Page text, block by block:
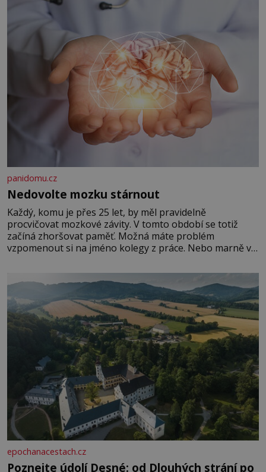
panidomu.cz
Nedovolte mozku stárnout
Každý, komu je přes 25 let, by měl pravidelně
procvičovat mozkové závity. V tomto období se totiž
začíná zhoršovat paměť. Možná máte problém
vzpomenout si na jméno kolegy z práce. Nebo marně v
Je to opravdu tak, s věkem jako kdyby se paměť
rozhodla stávkovat. Cvičte
epochanacestach.cz
Poznejte údolí Desné: od Dlouhých strání po